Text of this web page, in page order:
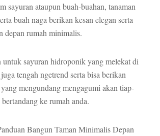
sayuran ataupun buah-buahan, tanaman
buah naga berikan kesan elegan serta
depan rumah minimalis.
untuk sayuran hidroponik yang melekat di
tengah ngetrend serta bisa berikan
mengundang mengagumi akan tiap-
ke rumah anda.
Bangun Taman Minimalis Depan